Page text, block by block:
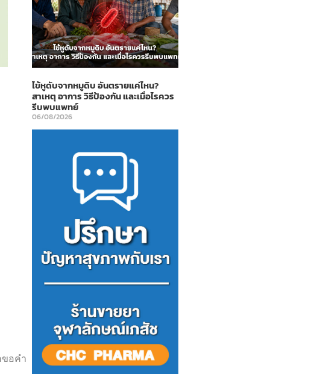
ขอคำ
ไข้หูดับจากหมูดิบ อันตรายแค่ไหน?
สาเหตุ อาการ วิธีป้องกัน และเมื่อไรควร
รีบพบแพทย์
06/08/2026